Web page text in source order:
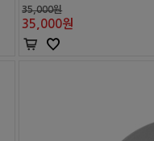
35,000원
35,000원